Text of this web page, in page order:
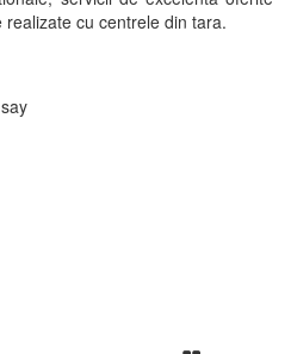
cu centrele din tara.